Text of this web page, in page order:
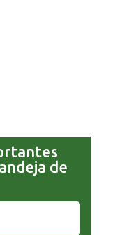
de